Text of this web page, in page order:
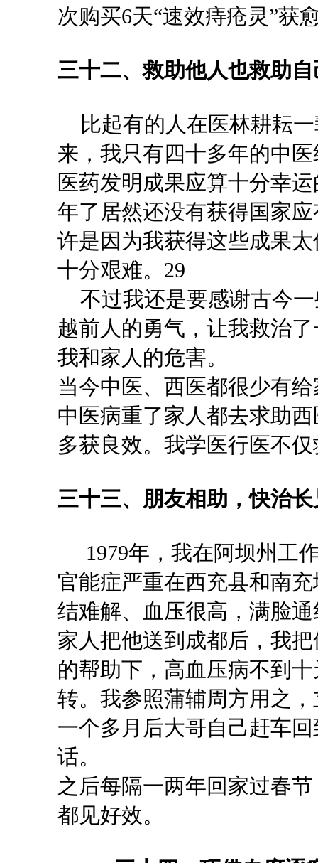
次购买6天“速效痔疮灵”获
三十二、救助他人也救助自
比起有的人在医林耕耘
来，我只有四十多年的中
医药发明成果应算十分幸
年了居然还没有获得国家
许是因为我获得这些成果
十分艰难。 29
不过我还是要感谢古今
越前人的勇气，让我救治
我和家人的危害。
当今中医、西医都很少有
中医病重了家人都去求助
多获良效。我学医行医不
三十三、朋友相助，快治
1979年，我在阿坝州工
官能症严重在西充县和南
结难解、血压很高，满脸
家人把他送到成都后，我
的帮助下，高血压病不到
转。我参照蒲辅周方用之
一个多月后大哥自己赶车
话。
之后每隔一两年回家过春
都见好效。